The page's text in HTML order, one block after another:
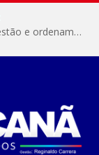
Resex Maracanã avança no processo de gestão e ordenamento do turismo em nossas áreas protegidas.